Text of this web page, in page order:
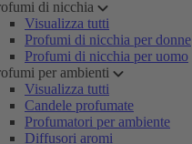
di nicchia
Visualizza tutti
Profumi di nicchia per donne
Profumi di nicchia per uomo
per ambienti
Visualizza tutti
Candele profumate
Profumatori per ambiente
Diffusori aromi